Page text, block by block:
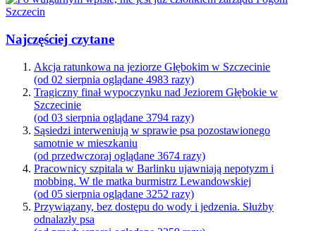
Najczęściej czytane
Akcja ratunkowa na jeziorze Głębokim w Szczecinie
(od 02 sierpnia oglądane 4983 razy)
Tragiczny finał wypoczynku nad Jeziorem Głębokie w
Szczecinie
(od 03 sierpnia oglądane 3794 razy)
Sąsiedzi interweniują w sprawie psa pozostawionego
samotnie w mieszkaniu
(od przedwczoraj oglądane 3674 razy)
Pracownicy szpitala w Barlinku ujawniają nepotyzm i
mobbing. W tle matka burmistrz Lewandowskiej
(od 05 sierpnia oglądane 3252 razy)
Przywiązany, bez dostępu do wody i jedzenia. Służby
odnalazły psa